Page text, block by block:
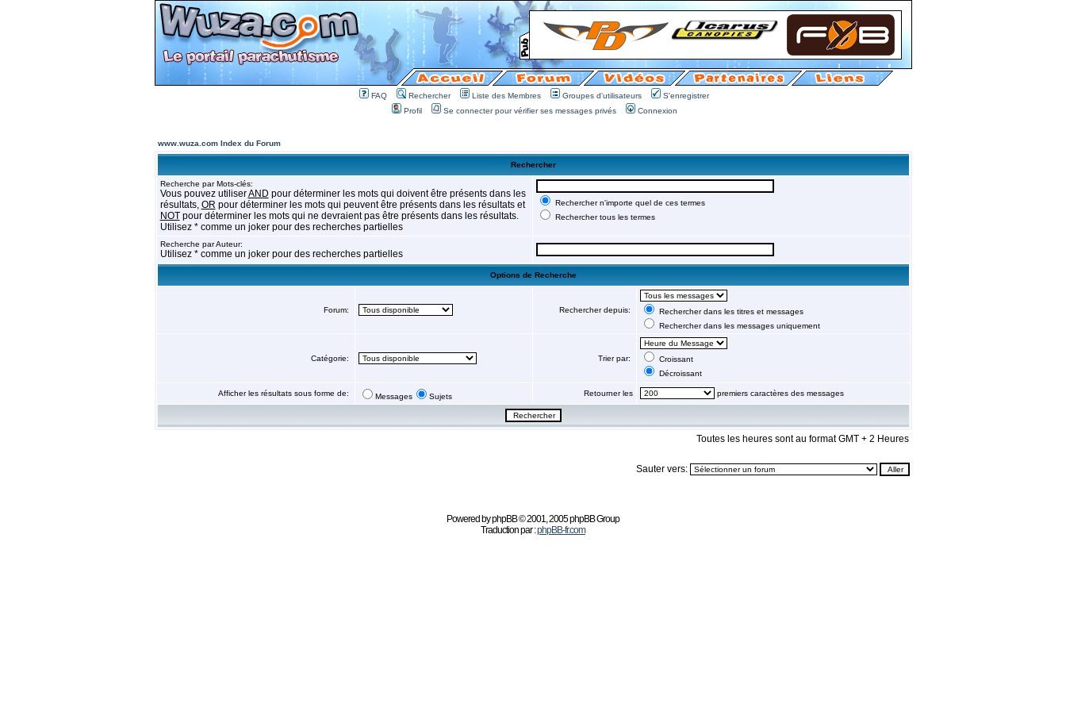
FAQ Rechercher Liste des Membres Groupes d'utilisateurs
S'enregistrer
Profil
Se connecter pour vérifier ses messages privés Connexion
www.wuza.com Index du Forum
Rechercher
Recherche par Mots-clés:
Vous pouvez utiliserAND pour déterminer les mots qui doivent être présents dans les
résultats, OR pour déterminer les mots qui peuvent être présents dans les résultats et
NOTpour déterminer les mots qui ne devraient pas être présents dans les résultats.
Utilisez * comme un joker pour des recherches partielles
Rechercher n'importe quel de ces termes
Rechercher tous les termes
Recherche par Auteur:
Utilisez * comme un joker pour des recherches partielles
Options de Recherche
Forum: Rechercher depuis:
Rechercher dans les titres et messages
Rechercher dans les messages uniquement
Catégorie: Trier par:
Croissant
Décroissant
Afficher les résultats sous forme de: Messages Sujets Retourner les premiers caractères des messages
Toutes les heures sont au format GMT + 2 Heures
Sauter vers:
Powered byphpBB© 2001, 2005 phpBB Group
Traduction par :phpBB-fr.com